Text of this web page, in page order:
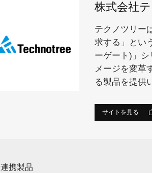
株式会社
テクノツリー
求する」とい
ーゲート)」
メージを変革
る製品を提供
サイトを見る
連携製品